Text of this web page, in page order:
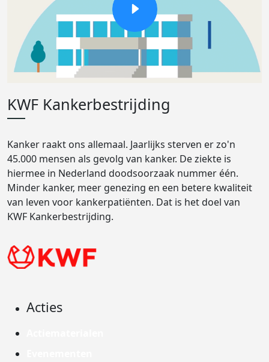
KWF Kankerbestrijding
Kanker raakt ons allemaal. Jaarlijks sterven er zo'n
45.000 mensen als gevolg van kanker. De ziekte is
hiermee in Nederland doodsoorzaak nummer één.
Minder kanker, meer genezing en een betere kwaliteit
van leven voor kankerpatiënten. Dat is het doel van
KWF Kankerbestrijding.
Acties